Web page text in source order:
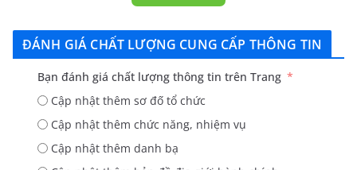
ĐÁNH GIÁ CHẤT LƯỢNG CUNG CẤP THÔNG TIN
Bạn đánh giá chất lượng thông tin trên Trang
Cập nhật thêm sơ đố tổ chức
Cập nhật thêm chức năng, nhiệm vụ
Cập nhật thêm danh bạ